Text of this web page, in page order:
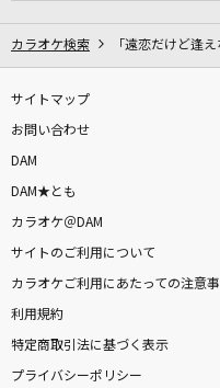
カラオケ検索 「遠恋だけど逢
サイトマップ
お問い合わせ
DAM
DAM★とも
カラオケ＠DAM
サイトのご利用について
カラオケご利用にあたっての注意
利用規約
特定商取引法に基づく表示
プライバシーポリシー